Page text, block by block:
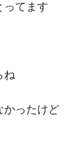
てます
ね
かったけど